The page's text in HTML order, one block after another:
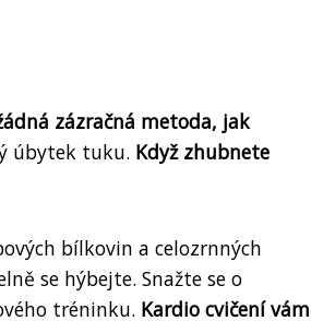
zázračná metoda, jak
úbytek tuku. Když zhubnete
bílkovin a celozrnných
se hýbejte. Snažte se o
tréninku. Kardio cvičení vám